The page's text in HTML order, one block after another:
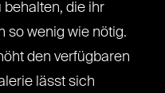
behalten, die ihr
so wenig wie nötig.
den verfügbaren
lässt sich